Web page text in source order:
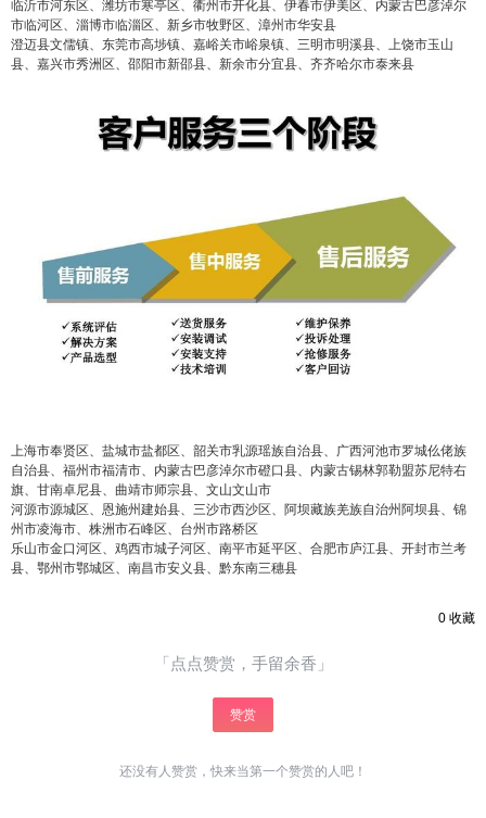
临沂市河东区、潍坊市寒亭区、衢州市开化县、伊春市伊美区、内蒙古巴彦淖尔
市临河区、淄博市临淄区、新乡市牧野区、漳州市华安县
澄迈县文儒镇、东莞市高埗镇、嘉峪关市峪泉镇、三明市明溪县、上饶市玉山
县、嘉兴市秀洲区、邵阳市新邵县、新余市分宜县、齐齐哈尔市泰来县
上海市奉贤区、盐城市盐都区、韶关市乳源瑶族自治县、广西河池市罗城仫佬族
自治县、福州市福清市、内蒙古巴彦淖尔市磴口县、内蒙古锡林郭勒盟苏尼特右
旗、甘南卓尼县、曲靖市师宗县、文山文山市
河源市源城区、恩施州建始县、三沙市西沙区、阿坝藏族羌族自治州阿坝县、锦
州市凌海市、株洲市石峰区、台州市路桥区
乐山市金口河区、鸡西市城子河区、南平市延平区、合肥市庐江县、开封市兰考
县、鄂州市鄂城区、南昌市安义县、黔东南三穗县
0 收藏
「点点赞赏，手留余香」
赞赏
还没有人赞赏，快来当第一个赞赏的人吧！
2 元 5 元 10 元
false 付费内容
立刻支付
您没有权限发布内容，请购买会员或者提升权
限。
6位以上
忘记密码？